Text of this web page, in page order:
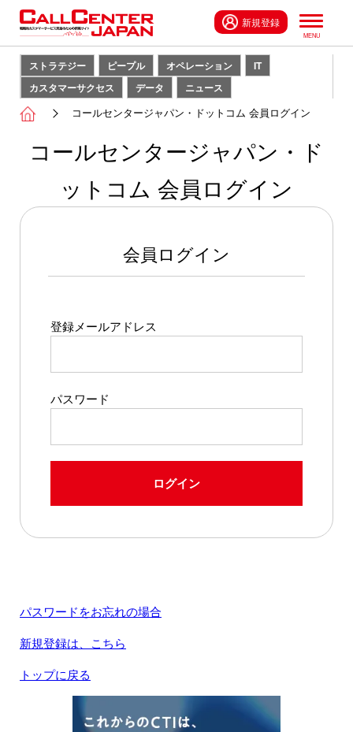
新規登録
ストラテジー ピープル オペレーション
IT
カスタマーサクセス
データ ニュース
コールセンタージャパン・ドットコム 会員ログイン
コールセンタージャパン・ド
ットコム 会員ログイン
会員ログイン
登録メールアドレス
パスワード
ログイン
パスワードをお忘れの場合
新規登録は、こちら
トップに戻る